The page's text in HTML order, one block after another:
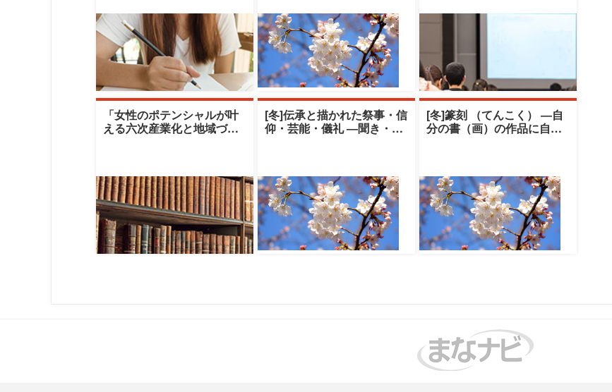
「女性のポテンシャルが叶
える六次産業化と地域づく
[冬]伝承と描かれた祭事・信
仰・芸能・儀礼 ―聞き・伝
[冬]篆刻 （てんこく） ―自
分の書（画）の作品に自刻